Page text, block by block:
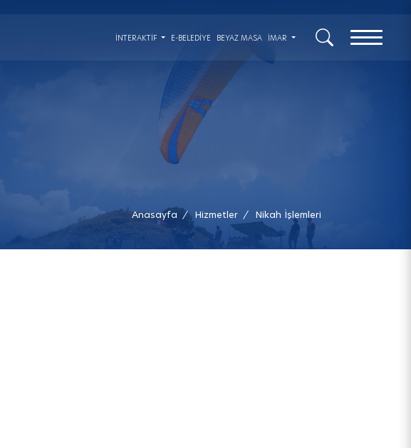
İNTERAKTIF E-BELEDİYE BEYAZ MASA İMAR
Anasayfa / Hizmetler / Nikah İşlemleri